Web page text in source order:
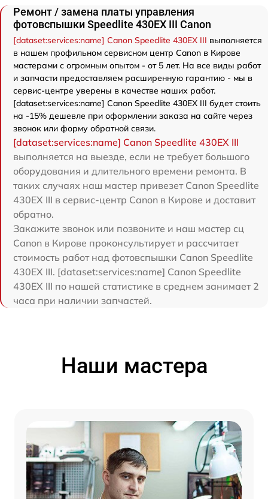
Ремонт / замена платы управления
фотовспышки Speedlite 430EX III Canon
[dataset:services:name] Canon Speedlite 430EX III выполняется
в нашем профильном сервисном центр Canon в Кирове
мастерами с огромным опытом - от 5 лет. На все виды работ
и запчасти предоставляем расширенную гарантию - мы в
сервис-центре уверены в качестве наших работ.
[dataset:services:name] Canon Speedlite 430EX III будет стоить
на -15% дешевле при оформлении заказа на сайте через
звонок или форму обратной связи.
[dataset:services:name] Canon Speedlite 430EX III
выполняется на выезде, если не требует большого
оборудования и длительного времени ремонта. В
таких случаях наш мастер привезет Canon Speedlite
430EX III в сервис-центр Canon в Кирове и доставит
обратно.
Закажите звонок или позвоните и наш мастер сц
Canon в Кирове проконсультирует и рассчитает
стоимость работ над фотовспышки Canon Speedlite
430EX III. [dataset:services:name] Canon Speedlite
430EX III по нашей статистике в среднем занимает 2
часа при наличии запчастей.
Наши мастера